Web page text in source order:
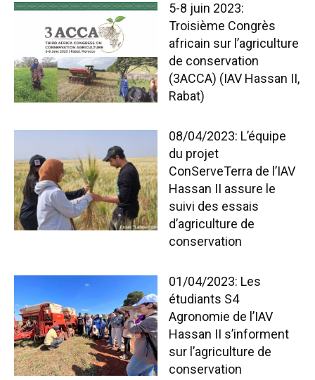
5-8 juin 2023:
Troisième Congrès
africain sur l’agriculture
de conservation
(3ACCA) (IAV Hassan II,
Rabat)
08/04/2023: L’équipe
du projet
ConServeTerra de l’IAV
Hassan II assure le
suivi des essais
d’agriculture de
conservation
01/04/2023: Les
étudiants S4
Agronomie de l’IAV
Hassan II s’informent
sur l’agriculture de
conservation